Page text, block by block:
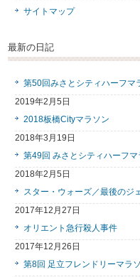
サイトマップ
最新の日記
第50回みさとシティハーフマ
2019年2月5日
2018板橋Cityマラソン
2018年3月19日
第49回 みさとシティハーフマ
2018年2月5日
スター・ウォーズ／最後のジ
2017年12月27日
オリエント急行殺人事件
2017年12月26日
第8回 足立フレンドリーマラ